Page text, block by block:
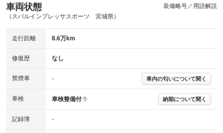
(内装状態)
機関 主要機関に不具合はありません。
修復歴 詳細は鑑定書をご確認ください。
※グー鑑定は保証サービスではございません。購入時は必ず現車をご確認
※実際にお渡しするコンディションチェックシートにつきましては、形式
※グー鑑定の評価はあくまでも記載している鑑定日の鑑定結果となりま
す。車両情報等の詳細は各販売店へお問い合わせ下さい。
車両状態
（スバルインプレッサスポーツ 宮城県）
装備略号／用語解説
走行距離 8.6万km
修復歴 なし
禁煙車 - 車内の匂いについて聞く
車検 車検整備付 ? 納期について聞く
記録簿 -